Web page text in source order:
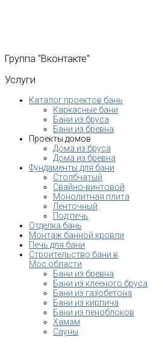
Группа "Вконтакте"
Услуги
Каталог проектов бань
Каркасные бани
Бани из бруса
Бани из бревна
Проекты домов
Дома из бруса
Дома из бревна
Фундаменты для бани
Столбчатый
Свайно-винтовой
Монолитная плита
Ленточный
Под печь
Отделка бань
Монтаж банной кровли
Печь для бани
Строительство бани в
Мос.области
Бани из бревна
Бани из клееного бруса
Бани из газобетона
Бани из кирпича
Бани из пеноблоков
Хамам
Сауны